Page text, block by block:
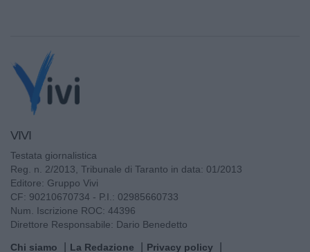
VIVI
Testata giornalistica
Reg. n. 2/2013, Tribunale di Taranto in data: 01/2013
Editore: Gruppo Vivi
CF: 90210670734 - P.I.: 02985660733
Num. Iscrizione ROC: 44396
Direttore Responsabile: Dario Benedetto
Chi siamo La Redazione Privacy policy